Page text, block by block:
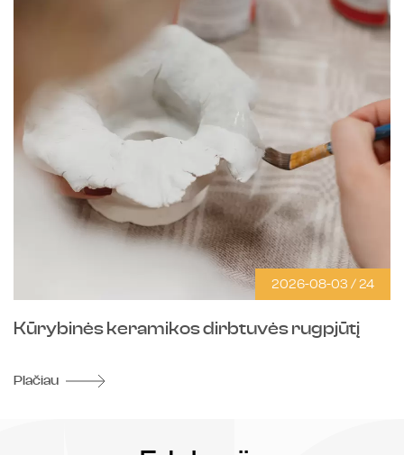
2026-08-03 / 24
Kūrybinės keramikos dirbtuvės rugpjūtį
Plačiau